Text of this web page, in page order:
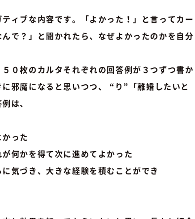
ィブな内容です。「よかった！」と言ってカー
で？」と聞かれたら、なぜよかったのかを自分
枚のカルタそれぞれの回答例が３つずつ書か
邪魔になると思いつつ、 “り”「離婚したいと
は、
かった
が何かを得て次に進めてよかった
気づき、大きな経験を積むことができ